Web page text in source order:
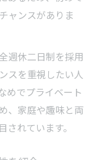
ャリアを築く
休日条件を解
探し方ガイド
ャンスがありま
週休二日制を採用
スを重視したい人
めでプライベート
、家庭や趣味と両
れています。